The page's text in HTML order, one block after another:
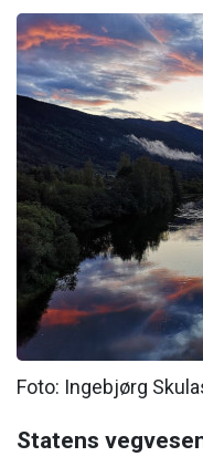
Foto: Ingebjørg
Statens